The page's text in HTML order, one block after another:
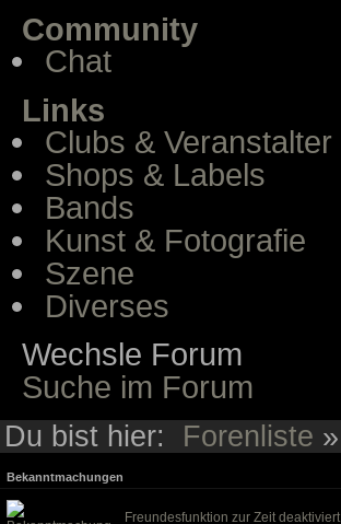
Community
Chat
Links
Clubs & Veranstalter
Shops & Labels
Bands
Kunst & Fotografie
Szene
Diverses
Wechsle Forum
Suche im Forum
Du bist hier: Forenliste »
Bekanntmachungen
Freundesfunktion zur Zeit deaktiviert